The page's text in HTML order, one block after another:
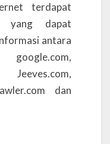
terdapat
yang dapat
antara
dan